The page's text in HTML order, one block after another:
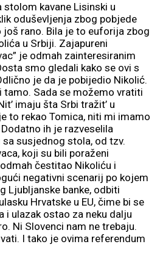
kavane Lisinski u
oduševljenja zbog pobjede
još rano. Bila je to euforija zbog
u Srbiji. Zajapureni
je odmah zainteresiranim
smo gledali kako se ovi s
je da je pobijedio Nikolić.
tamo. Sada se možemo vratiti
imaju šta Srbi tražit’ u
to rekao Tomica, niti mi imamo
ih je razveselila
susjednog stola, od tzv.
koji su bili poraženi
čestitao Nikoliću i
negativni scenarij po kojem
Ljubljanske banke, odbiti
Hrvatske u EU, čime bi se
i ulazak ostao za neku dalju
Ni Slovenci nam ne trebaju.
I tako je ovima referendum